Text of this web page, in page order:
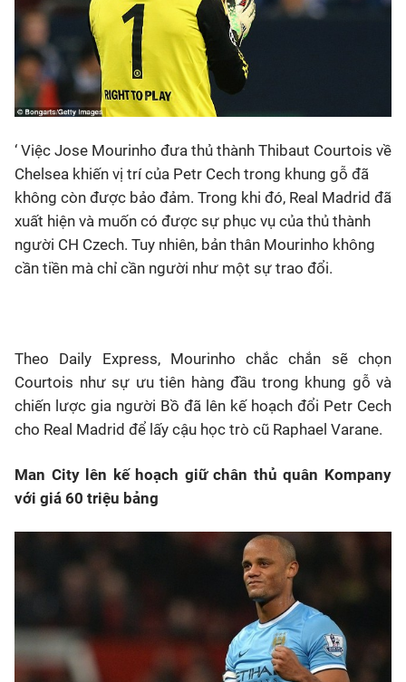
‘ Việc Jose Mourinho đưa thủ thành Thibaut Courtois về
Chelsea khiến vị trí của Petr Cech trong khung gỗ đã
không còn được bảo đảm. Trong khi đó, Real Madrid đã
xuất hiện và muốn có được sự phục vụ của thủ thành
người CH Czech. Tuy nhiên, bản thân Mourinho không
cần tiền mà chỉ cần người như một sự trao đổi.
Theo Daily Express, Mourinho chắc chắn sẽ chọn
Courtois như sự ưu tiên hàng đầu trong khung gỗ và
chiến lược gia người Bồ đã lên kế hoạch đổi Petr Cech
cho Real Madrid để lấy cậu học trò cũ Raphael Varane.
Man City lên kế hoạch giữ chân thủ quân Kompany
với giá 60 triệu bảng